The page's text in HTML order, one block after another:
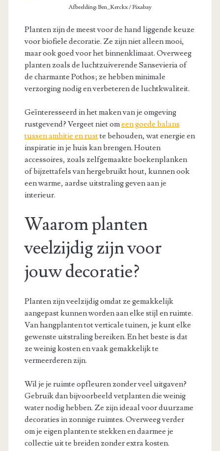
Afbeelding: Ben_Kerckx / Pixabay
Planten zijn de meest voor de hand liggende keuze
voor biofiele decoratie. Ze zijn niet alleen mooi,
maar ook goed voor het binnenklimaat. Overweeg
planten zoals de luchtzuiverende Sansevieria of
de charmante Pothos; ze hebben minimale
verzorging nodig en verbeteren de luchtkwaliteit.
Geïnteresseerd in het maken van je omgeving
rustgevend? Vergeet niet omeen goede balans
tussen ambitie en rustte behouden, wat energie en
inspiratie in je huis kan brengen. Houten
accessoires, zoals zelfgemaakte boekenplanken
of bijzettafels van hergebruikt hout, kunnen ook
een warme, aardse uitstraling geven aan je
interieur.
Waarom planten
veelzijdig zijn voor
jouw decoratie?
Planten zijn veelzijdig omdat ze gemakkelijk
aangepast kunnen worden aan elke stijl en ruimte.
Van hangplanten tot verticale tuinen, je kunt elke
gewenste uitstraling bereiken. En het beste is dat
ze weinig kosten en vaak gemakkelijk te
vermeerderen zijn.
Wil je je ruimte opfleuren zonder veel uitgaven?
Gebruik dan bijvoorbeeld vetplanten die weinig
water nodig hebben. Ze zijn ideaal voor duurzame
decoraties in zonnige ruimtes. Overweeg verder
om je eigen planten te stekken en daarmee je
collectie uit te breiden zonder extra kosten.